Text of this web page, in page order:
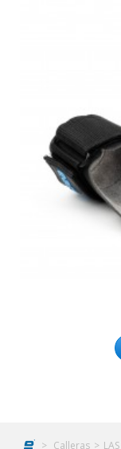
> Calleras >